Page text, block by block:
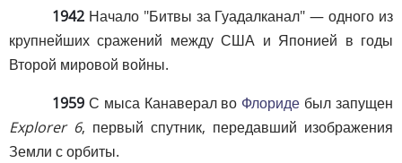
1942 Начало "Битвы за Гуадалканал" — одного из
крупнейших сражений между США и Японией в годы
Второй мировой войны.
1959 С мыса Канаверал во Флориде был запущен
Explorer 6, первый спутник, передавший изображения
Земли с орбиты.